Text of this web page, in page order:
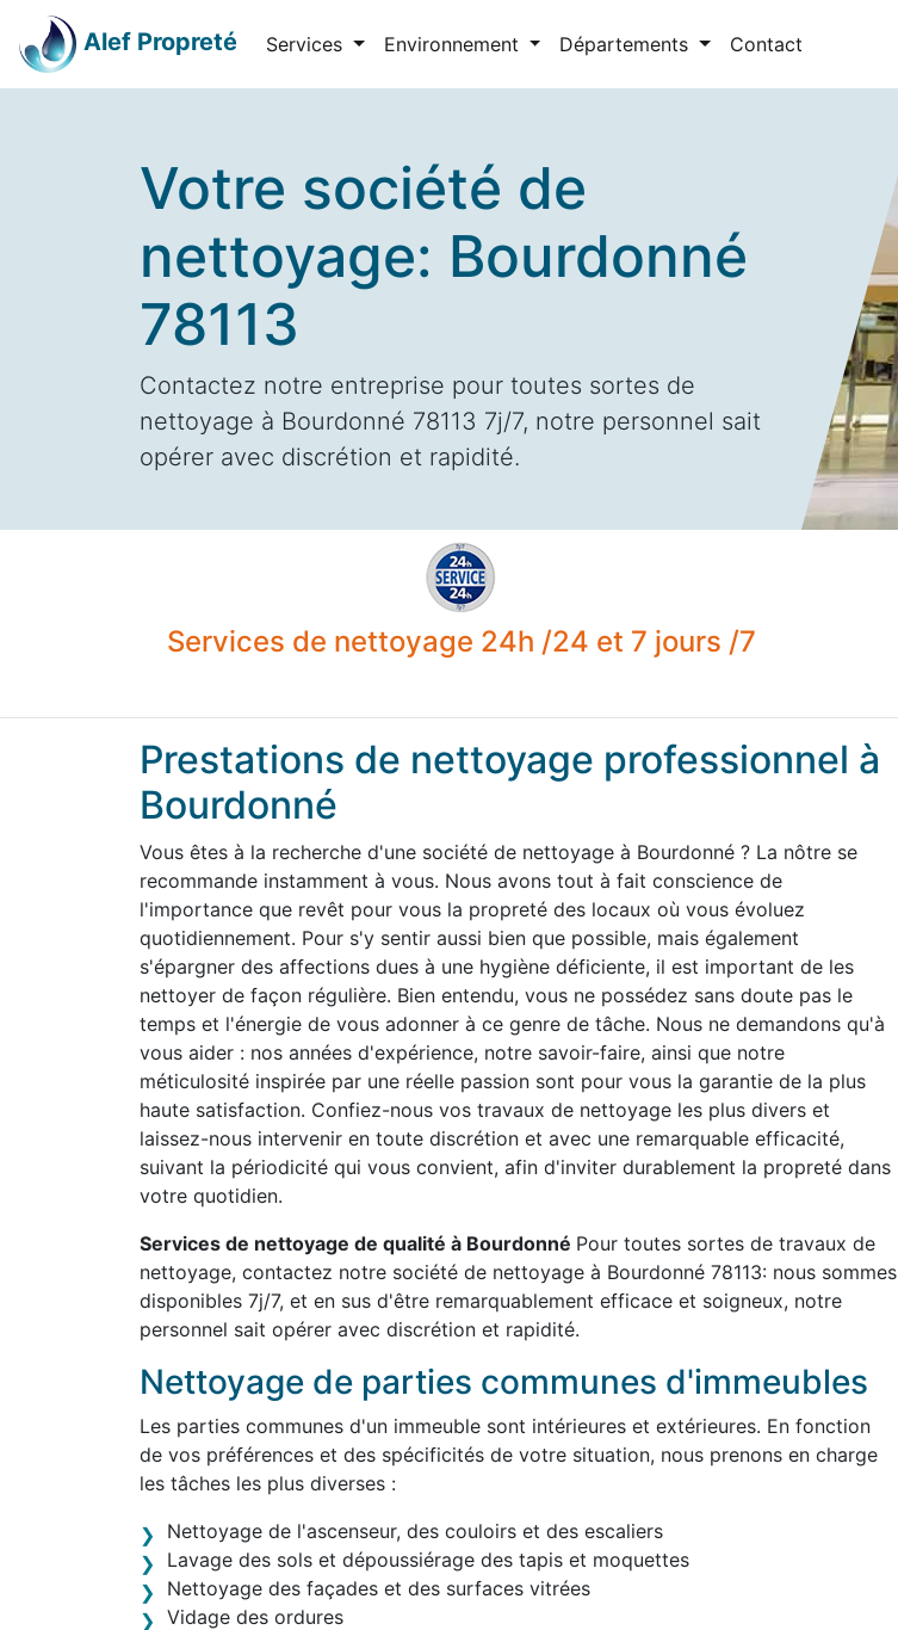
Alef Propreté Services Environnement Départements Contact
Votre société de
nettoyage: Bourdonné
78113
Contactez notre entreprise pour toutes sortes de
nettoyage à Bourdonné 78113 7j/7, notre personnel sait
opérer avec discrétion et rapidité.
Services de nettoyage 24h /24 et 7 jours /7
Prestations de nettoyage professionnel à
Bourdonné
Vous êtes à la recherche d'une société de nettoyage à Bourdonné ? La nôtre se
recommande instamment à vous. Nous avons tout à fait conscience de
l'importance que revêt pour vous la propreté des locaux où vous évoluez
quotidiennement. Pour s'y sentir aussi bien que possible, mais également
s'épargner des affections dues à une hygiène déficiente, il est important de les
nettoyer de façon régulière. Bien entendu, vous ne possédez sans doute pas le
temps et l'énergie de vous adonner à ce genre de tâche. Nous ne demandons qu'à
vous aider : nos années d'expérience, notre savoir-faire, ainsi que notre
méticulosité inspirée par une réelle passion sont pour vous la garantie de la plus
haute satisfaction. Confiez-nous vos travaux de nettoyage les plus divers et
laissez-nous intervenir en toute discrétion et avec une remarquable efficacité,
suivant la périodicité qui vous convient, afin d'inviter durablement la propreté dans
votre quotidien.
Services de nettoyage de qualité à Bourdonné Pour toutes sortes de travaux de
nettoyage, contactez notre société de nettoyage à Bourdonné 78113: nous sommes
disponibles 7j/7, et en sus d'être remarquablement efficace et soigneux, notre
personnel sait opérer avec discrétion et rapidité.
Nettoyage de parties communes d'immeubles
Les parties communes d'un immeuble sont intérieures et extérieures. En fonction
de vos préférences et des spécificités de votre situation, nous prenons en charge
les tâches les plus diverses :
Nettoyage de l'ascenseur, des couloirs et des escaliers
Lavage des sols et dépoussiérage des tapis et moquettes
Nettoyage des façades et des surfaces vitrées
Vidage des ordures